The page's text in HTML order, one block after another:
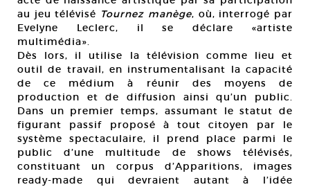
au jeu télévisé Tournez manège, où, interrogé par
Evelyne Leclerc, il se déclare «artiste
multimédia».
Dès lors, il utilise la télévision comme lieu et
outil de travail, en instrumentalisant la capacité
de ce médium à réunir des moyens de
production et de diffusion ainsi qu’un public.
Dans un premier temps, assumant le statut de
figurant passif proposé à tout citoyen par le
système spectaculaire, il prend place parmi le
public d’une multitude de shows télévisés,
constituant un corpus d’Apparitions, images
ready-made qui devraient autant à l’idée